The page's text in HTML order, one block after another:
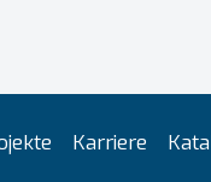
Karriere